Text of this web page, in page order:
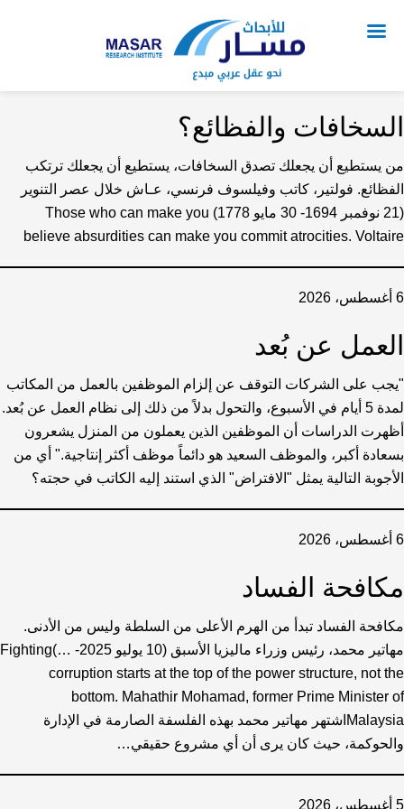
السخافات والفظائع؟
من يستطيع أن يجعلك تصدق السخافات، يستطيع أن يجعلك ترتكب
الفظائع. فولتير، كاتب وفيلسوف فرنسي، عـاش خلال عصر التنوير
(21 نوفمبر 1694- 30 مايو 1778) Those who can make you
believe absurdities can make you commit atrocities. Voltaire
6 أغسطس، 2026
العمل عن بُعد
"يجب على الشركات التوقف عن إلزام الموظفين بالعمل من المكاتب
لمدة 5 أيام في الأسبوع، والتحول بدلاً من ذلك إلى نظام العمل عن بُعد.
أظهرت الدراسات أن الموظفين الذين يعملون من المنزل يشعرون
بسعادة أكبر، والموظف السعيد هو دائماً موظف أكثر إنتاجية." أي من
الأجوبة التالية يمثل "الافتراض" الذي استند إليه الكاتب في حجته؟
6 أغسطس، 2026
مكافحة الفساد
مكافحة الفساد تبدأ من الهرم الأعلى من السلطة وليس من الأدنى.
مهاتير محمد، رئيس وزراء ماليزيا الأسبق (10 يوليو 2025- …)Fighting
corruption starts at the top of the power structure, not the
bottom. Mahathir Mohamad, former Prime Minister of
Malaysiaاشتهر مهاتير محمد بهذه الفلسفة الصارمة في الإدارة
والحوكمة، حيث كان يرى أن أي مشروع حقيقي…
5 أغسطس، 2026